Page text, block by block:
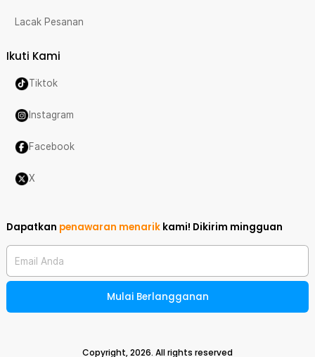
Lacak Pesanan
Ikuti Kami
Tiktok
Instagram
Facebook
X
Dapatkan penawaran menarik kami! Dikirim mingguan
Email Anda
Mulai Berlangganan
Copyright,2026. All rights reserved